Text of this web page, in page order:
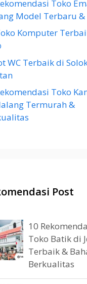
Toko
Model Terbaru
Komputer
WC Terbaik di
Toko
Termurah &
Post
10
Toko Batik di
Terbaik &
Berkualitas